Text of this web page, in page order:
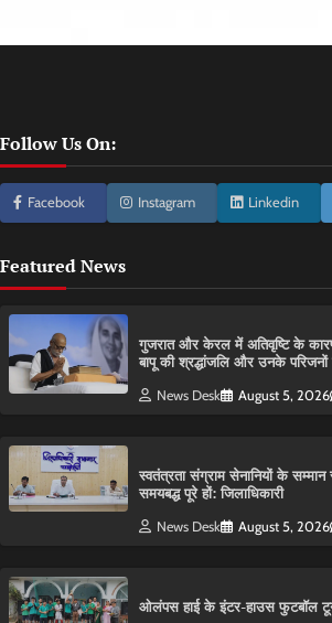
Follow Us On:
Facebook Instagram Linkedin
Featured News
गुजरात और केरल में अतिवृष्टि के कारण
बापू की श्रद्धांजलि और उनके परिजनों
News Desk August 5, 2026
स्वतंत्रता संग्राम सेनानियों के
समयबद्ध पूरे हों: जिलाधिकारी
News Desk August 5, 2026
ओलंपस हाई के इंटर-हाउस फुटबॉल